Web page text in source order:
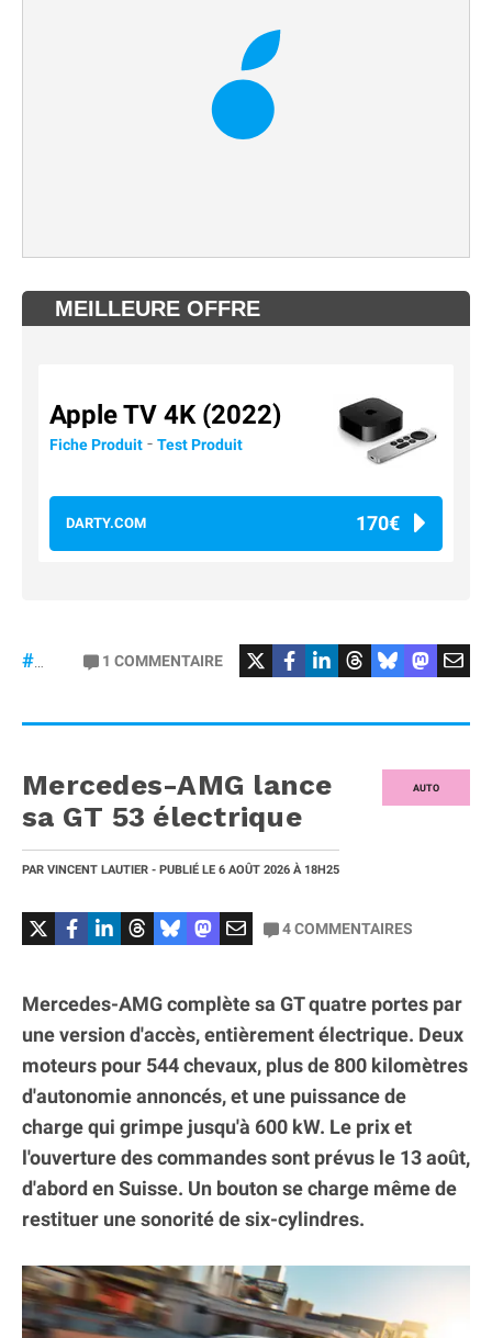
MEILLEURE OFFRE
Apple TV 4K (2022)
Fiche Produit - Test Produit
DARTY.COM 170€
#DisneyPlus #Football #liga
1 COMMENTAIRE
AUTO
Mercedes-AMG lance
sa GT 53 électrique
PAR VINCENT LAUTIER - PUBLIÉ LE 6 AOÛT 2026 À 18H25
4COMMENTAIRES
Mercedes-AMG complète sa GT quatre portes par
une version d'accès, entièrement électrique. Deux
moteurs pour 544 chevaux, plus de 800 kilomètres
d'autonomie annoncés, et une puissance de
charge qui grimpe jusqu'à 600 kW. Le prix et
l'ouverture des commandes sont prévus le 13 août,
d'abord en Suisse. Un bouton se charge même de
restituer une sonorité de six-cylindres.